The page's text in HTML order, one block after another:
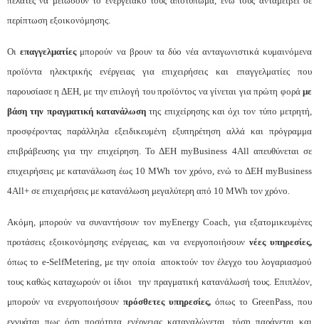
περίπτωση εξοικονόμησης.
Οιεπαγγελματίεςμπορούν να βρουν τα δύο νέα ανταγωνιστικά κυμαινόμενα
προϊόντα ηλεκτρικής ενέργειας για επιχειρήσεις και επαγγελματίες που
παρουσίασε η ΔΕΗ, με την επιλογή του προϊόντος να γίνεται για πρώτη φορά με
βάση την πραγματική κατανάλωσητης επιχείρησης και όχι τον τύπο μετρητή,
προσφέροντας παράλληλα εξειδικευμένη εξυπηρέτηση αλλά και πρόγραμμα
επιβράβευσης για την επιχείρηση. Το ΔΕΗ myBusiness 4All απευθύνεται σε
επιχειρήσεις με κατανάλωση έως 10 MWh τον χρόνο, ενώ το ΔΕΗ myBusiness
4All+ σε επιχειρήσεις με κατανάλωση μεγαλύτερη από 10 MWh τον χρόνο.
Ακόμη, μπορούν να συναντήσουν τον myEnergy Coach, για εξατομικευμένες
προτάσεις εξοικονόμησης ενέργειας, και να ενεργοποιήσουν νέες υπηρεσίες,
όπως το e-SelfMetering, με την οποία αποκτούν τον έλεγχο του λογαριασμού
τους καθώς καταχωρούν οι ίδιοι την πραγματική κατανάλωσή τους. Επιπλέον,
μπορούν να ενεργοποιήσουν πρόσθετες υπηρεσίες, όπως το GreenPass, που
εγγυάται πως όση ποσότητα ενέργειας καταναλώνεται, τόση παράγεται και